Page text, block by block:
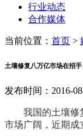
行业动态
合作媒体
当前位置： 首页 >
土壤修复八万亿市场在招
发布时间：2016-
我国的土壤修复
市场广阔，近期成